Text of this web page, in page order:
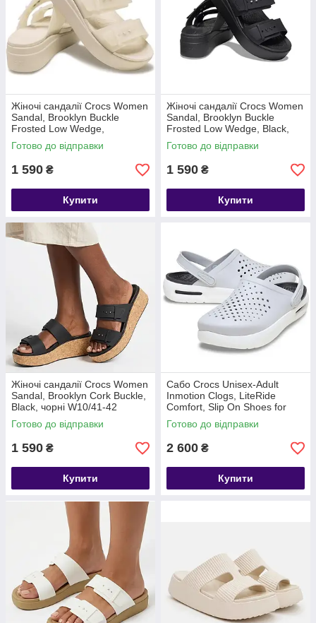
Жіночі сандалії Crocs Women
Sandal, Brooklyn Buckle
Frosted Low Wedge,
Sandstone, бежево-прозорий
W9/39-40
Готово до відправки
1 590 ₴
Купити
Жіночі сандалії Crocs Women
Sandal, Brooklyn Buckle
Frosted Low Wedge, Black,
чорні
Готово до відправки
1 590 ₴
Купити
Жіночі сандалії Crocs Women
Sandal, Brooklyn Cork Buckle,
Black, чорні W10/41-42
Готово до відправки
1 590 ₴
Купити
Сабо Crocs Unisex-Adult
Inmotion Clogs, LiteRide
Comfort, Slip On Shoes for
Women and Men, Atmosphere
Готово до відправки
2 600 ₴
Купити